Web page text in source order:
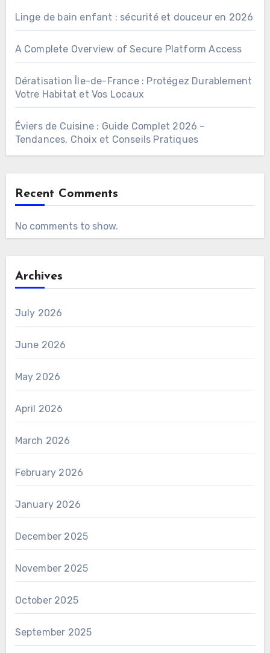
Linge de bain enfant : sécurité et douceur en 2026
A Complete Overview of Secure Platform Access
Dératisation Île-de-France : Protégez Durablement
Votre Habitat et Vos Locaux
Éviers de Cuisine : Guide Complet 2026 –
Tendances, Choix et Conseils Pratiques
Recent Comments
No comments to show.
Archives
July 2026
June 2026
May 2026
April 2026
March 2026
February 2026
January 2026
December 2025
November 2025
October 2025
September 2025